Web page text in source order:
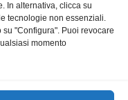
In alternativa, clicca su
tecnologie non essenziali.
"Configura". Puoi revocare
momento